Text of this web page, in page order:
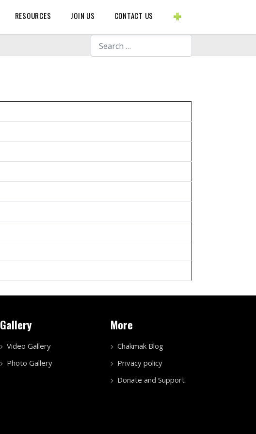
Search
RESOURCES JOIN US CONTACT US
Gallery
Video Gallery
Photo Gallery
More
Chakmak Blog
Privacy policy
Donate and Support